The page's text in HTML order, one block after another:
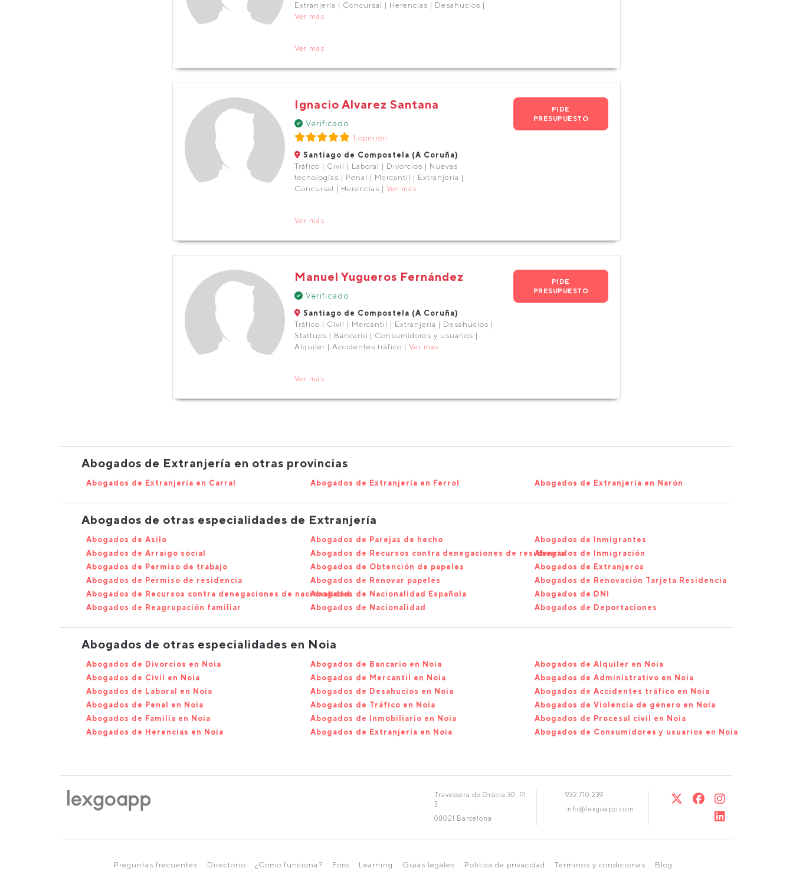
Extranjería | Concursal | Herencias | Desahucios |
Ver más
Ver más
Ignacio Alvarez Santana
Verificado
1 opinión
Santiago de Compostela (A Coruña)
Tráfico | Civil | Laboral | Divorcios | Nuevas
tecnologías | Penal | Mercantil | Extranjería |
Concursal | Herencias | Ver más
PIDE
PRESUPUESTO
Ver más
Manuel Yugueros Fernández
Verificado
Santiago de Compostela (A Coruña)
Tráfico | Civil | Mercantil | Extranjería | Desahucios |
Startups | Bancario | Consumidores y usuarios |
Alquiler | Accidentes tráfico | Ver más
PIDE
PRESUPUESTO
Ver más
Abogados de Extranjería en otras provincias
Abogados de Extranjería en Carral Abogados de Extranjería en Ferrol Abogados de Extranjería en Narón
Abogados de otras especialidades de Extranjería
Abogados de Asilo
Abogados de Arraigo social
Abogados de Permiso de trabajo
Abogados de Permiso de residencia
Abogados de Recursos contra denegaciones de nacionalidad
Abogados de Reagrupación familiar
Abogados de Parejas de hecho
Abogados de Recursos contra denegaciones de residencia
Abogados de Obtención de papeles
Abogados de Renovar papeles
Abogados de Nacionalidad Española
Abogados de Nacionalidad
Abogados de Inmigrantes
Abogados de Inmigración
Abogados de Extranjeros
Abogados de Renovación Tarjeta Residencia
Abogados de DNI
Abogados de Deportaciones
Abogados de otras especialidades en Noia
Abogados de Divorcios en Noia
Abogados de Civil en Noia
Abogados de Laboral en Noia
Abogados de Penal en Noia
Abogados de Familia en Noia
Abogados de Herencias en Noia
Abogados de Bancario en Noia
Abogados de Mercantil en Noia
Abogados de Desahucios en Noia
Abogados de Tráfico en Noia
Abogados de Inmobiliario en Noia
Abogados de Extranjería en Noia
Abogados de Alquiler en Noia
Abogados de Administrativo en Noia
Abogados de Accidentes tráfico en Noia
Abogados de Violencia de género en Noia
Abogados de Procesal civil en Noia
Abogados de Consumidores y usuarios en Noia
Travessera de Gràcia 30, Pl.
3
08021 Barcelona
932 710 239
info@lexgoapp.com
Preguntas frecuentes Directorio ¿Cómo funciona? Foro Learning Guías legales Política de privacidad Términos y condiciones Blog